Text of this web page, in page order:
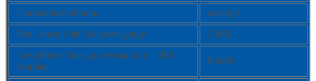
Lampenbezeichnung:
sonstige
Min. Anzahl der Schaltvorgänge:
25000
Gewichteter Energieverbrauch in 1.000
Stunden:
8 kWh